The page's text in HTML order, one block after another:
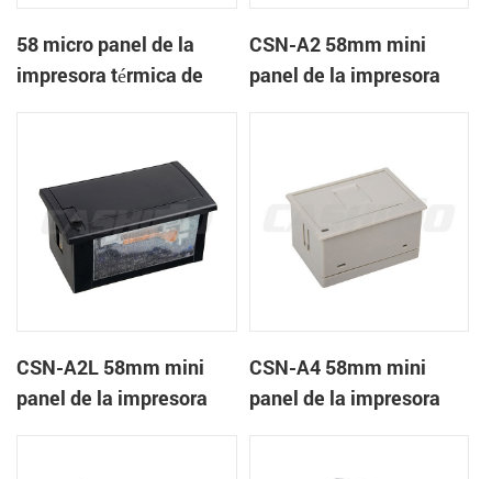
58 micro panel de la
impresora térmica de
CSN-A2 58mm mini
panel de la impresora
CSN-A2L 58mm mini
panel de la impresora
CSN-A4 58mm mini
panel de la impresora